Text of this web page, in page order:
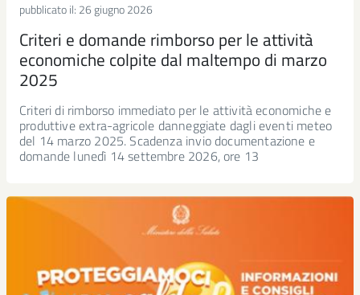
pubblicato il: 26 giugno 2026
Criteri e domande rimborso per le attività
economiche colpite dal maltempo di marzo
2025
Criteri di rimborso immediato per le attività economiche e
produttive extra-agricole danneggiate dagli eventi meteo
del 14 marzo 2025. Scadenza invio documentazione e
domande lunedì 14 settembre 2026, ore 13